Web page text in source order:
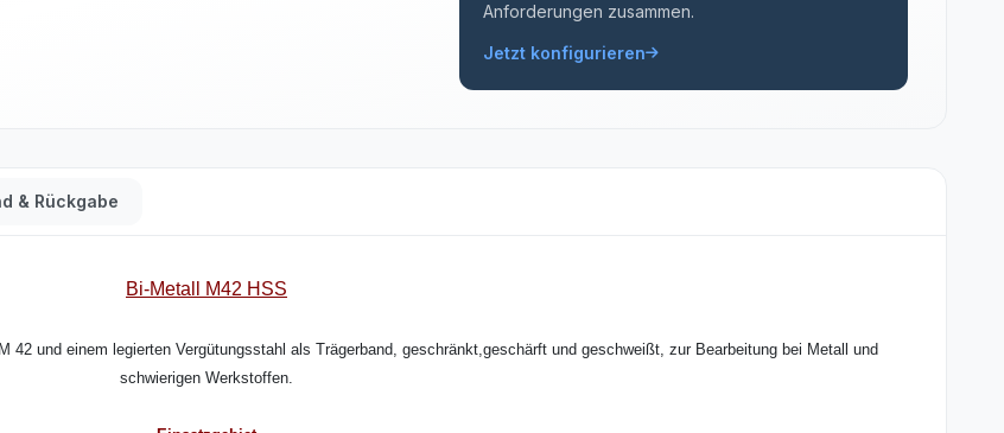
Anforderungen zusammen.
Jetzt konfigurieren
& Rückgabe
Bi-Metall M42 HSS
und einem legierten Vergütungsstahl als Trägerband, geschränkt,geschärft und geschweißt, zur Bearbeitung bei Metall und
schwierigen Werkstoffen.